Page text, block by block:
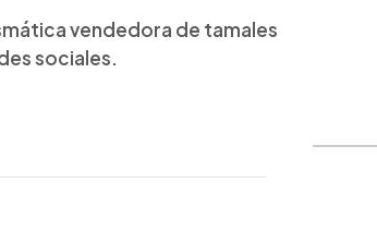
vendedora de tamales
sociales.